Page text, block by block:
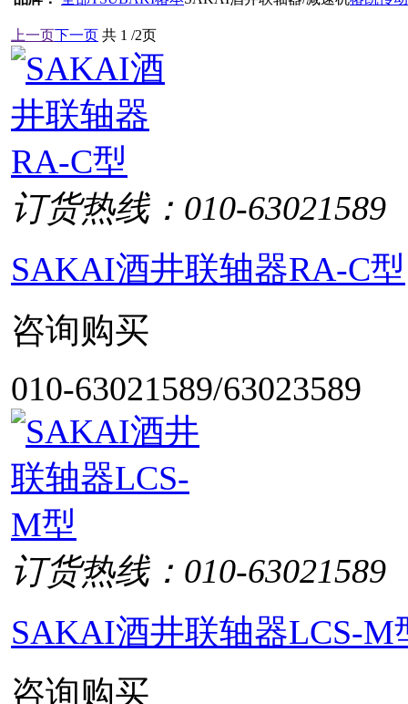
上一页下一页 共 1 /2页
订货热线：010-63021589
SAKAI酒井联轴器RA-C型
咨询购买
010-63021589/63023589
订货热线：010-63021589
SAKAI酒井联轴器LCS-M
咨询购买